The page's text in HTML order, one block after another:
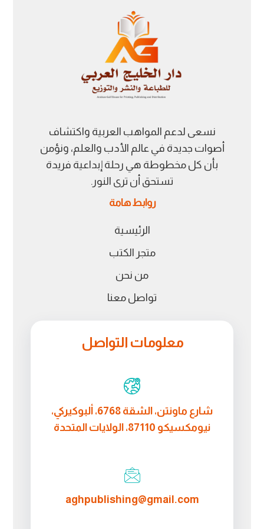
نسعى لدعم المواهب العربية واكتشاف
أصوات جديدة في عالم الأدب والعلم، ونؤمن
بأن كل مخطوطة هي رحلة إبداعية فريدة
تستحق أن ترى النور.
روابط هامة
الرئيسية
متجر الكتب
من نحن
تواصل معنا
معلومات التواصل
شارع ماونتن، الشقة 6768، ألبوكيركي،
نيومكسيكو 87110، الولايات المتحدة
aghpublishing@gmail.com